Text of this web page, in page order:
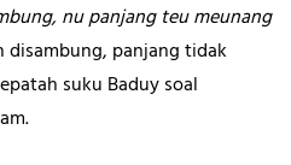
nu panjang teu meunang
disambung, panjang tidak
suku Baduy soal